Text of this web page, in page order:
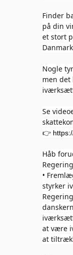
Finder
på din
et stort
Nogle
men
Se
👉
Håb
•
styrker
at være
at